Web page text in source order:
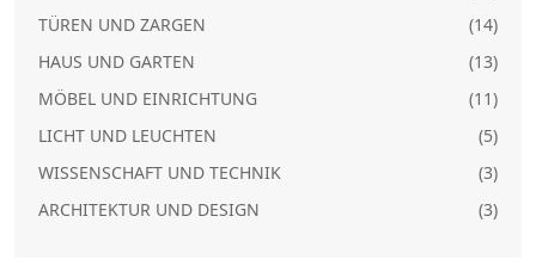
TÜREN UND ZARGEN
(14)
HAUS UND GARTEN
(13)
MÖBEL UND EINRICHTUNG
(11)
LICHT UND LEUCHTEN
(5)
WISSENSCHAFT UND TECHNIK
(3)
ARCHITEKTUR UND DESIGN
(3)